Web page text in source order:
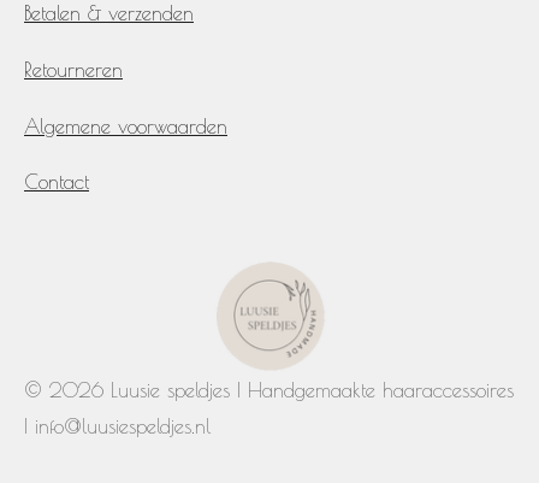
Betalen & verzenden
Retourneren
Algemene voorwaarden
Contact
© 2026 Luusie speldjes | Handgemaakte haaraccessoires
| info@luusiespeldjes.nl